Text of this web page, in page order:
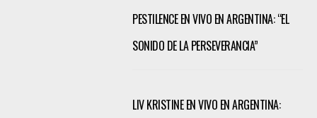
PESTILENCE EN VIVO EN ARGENTINA: “EL
SONIDO DE LA PERSEVERANCIA”
LIV KRISTINE EN VIVO EN ARGENTINA: